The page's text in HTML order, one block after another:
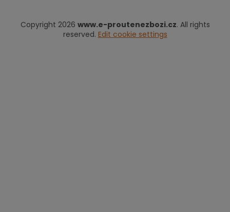
Copyright 2026 www.e-proutenezbozi.cz. All rights
reserved. Edit cookie settings